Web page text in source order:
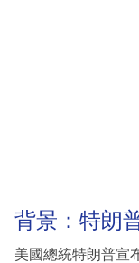
區
背景：特朗
美國總統特朗普宣